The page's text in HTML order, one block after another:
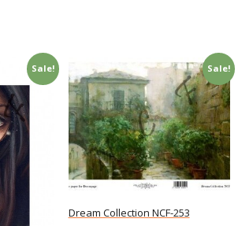
Sale! Sale!
Dream Collection NCF-253